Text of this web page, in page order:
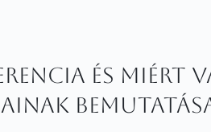
és miért